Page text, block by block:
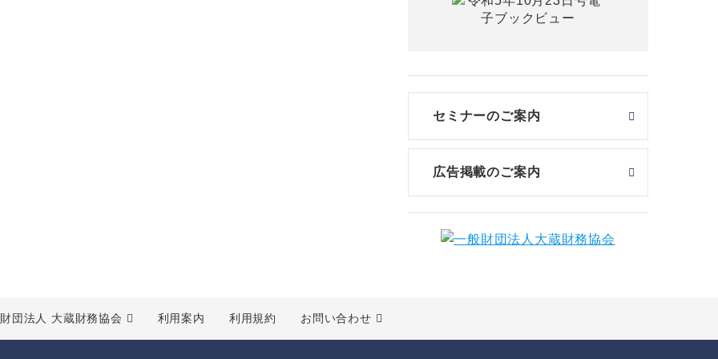
セミナーのご案内
広告掲載のご案内
団法人 大蔵財務協会 利用案内 利用規約 お問い合わせ